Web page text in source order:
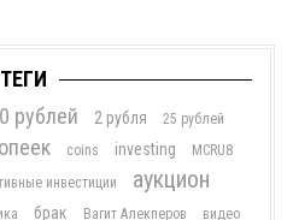
ТЕГИ
рублей 2 рубля
25 рублей
coins investing MCRU8
инвестиции аукцион
брак Вагит Алекперов
видео